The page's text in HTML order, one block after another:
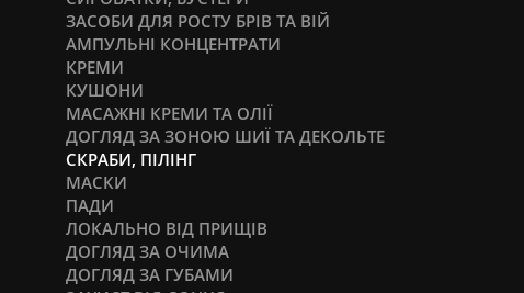
ЗАСОБИ ДЛЯ РОСТУ БРІВ ТА ВІЙ
АМПУЛЬНІ КОНЦЕНТРАТИ
КРЕМИ
КУШОНИ
МАСАЖНІ КРЕМИ ТА ОЛІЇ
ДОГЛЯД ЗА ЗОНОЮ ШИЇ ТА ДЕКОЛЬТЕ
СКРАБИ, ПІЛІНГ
МАСКИ
ПАДИ
ЛОКАЛЬНО ВІД ПРИЩІВ
ДОГЛЯД ЗА ОЧИМА
ДОГЛЯД ЗА ГУБАМИ